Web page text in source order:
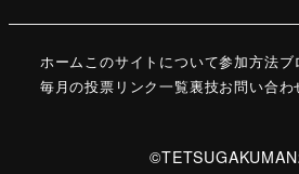
ホームこのサイトについて参加方法ブ
毎月の投票 リンク一覧裏技お問い合わ